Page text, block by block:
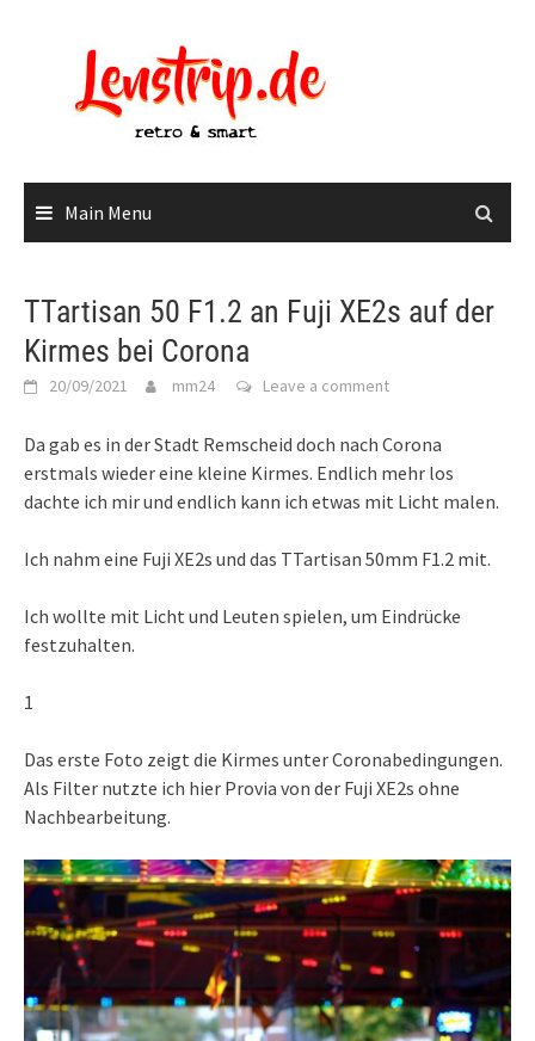
Main Menu
TTartisan 50 F1.2 an Fuji XE2s auf der
Kirmes bei Corona
20/09/2021 mm24 Leave a comment
Da gab es in der Stadt Remscheid doch nach Corona
erstmals wieder eine kleine Kirmes. Endlich mehr los
dachte ich mir und endlich kann ich etwas mit Licht malen.
Ich nahm eine Fuji XE2s und das TTartisan 50mm F1.2 mit.
Ich wollte mit Licht und Leuten spielen, um Eindrücke
festzuhalten.
1
Das erste Foto zeigt die Kirmes unter Coronabedingungen.
Als Filter nutzte ich hier Provia von der Fuji XE2s ohne
Nachbearbeitung.